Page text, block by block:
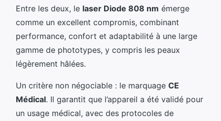
Entre les deux, le laser Diode 808 nm émerge
comme un excellent compromis, combinant
performance, confort et adaptabilité à une large
gamme de phototypes, y compris les peaux
légèrement hâlées.
Un critère non négociable : le marquage CE
Médical. Il garantit que l’appareil a été validé pour
un usage médical, avec des protocoles de